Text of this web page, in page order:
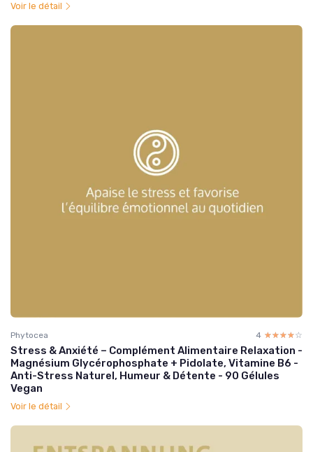
Voir le détail
Phytocea 4 ☆☆☆☆☆
★★★★★
Stress & Anxiété – Complément Alimentaire Relaxation -
Magnésium Glycérophosphate + Pidolate, Vitamine B6 -
Anti-Stress Naturel, Humeur & Détente - 90 Gélules
Vegan
Voir le détail